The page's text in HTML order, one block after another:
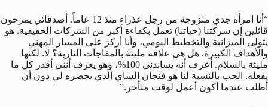
“أنا امرأة جدي متزوجة من رجل عذراء منذ 12 عاماً. أصدقائي يمزحون
قائلين إن شركتنا (حياتنا) تعمل بكفاءة أكبر من الشركات الحقيقية. هو
يتولى الميزانية والتخطيط اليومي، وأنا أركز على المسار المهني
والأهداف الكبيرة. هل هي علاقة مليئة بالمفاجآت النارية؟ لا. لكنها
مليئة بالسلام. أعرف أنه يساندني 100%، وهو يعرف أنني أقدر كل ما
يفعله. الحب بالنسبة لنا هو فنجان الشاي الذي يحضره لي دون أن
أطلب عندما أكون أعمل لوقت متأخر.”